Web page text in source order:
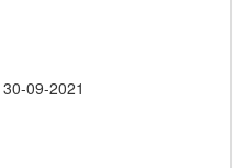
30-09-2021